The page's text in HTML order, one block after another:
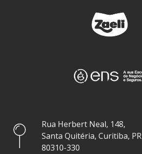
Rua Herbert Neal, 148,
Santa Quitéria, Curitiba, PR
80310-330